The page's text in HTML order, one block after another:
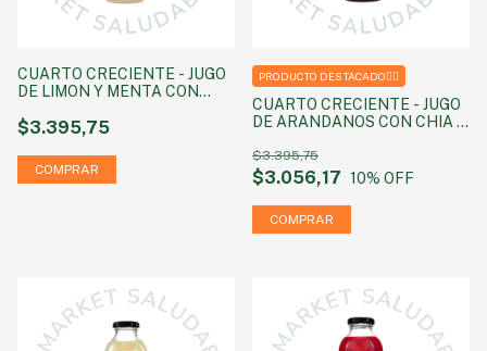
CUARTO CRECIENTE - JUGO
DE LIMON Y MENTA CON
LITROS
$3.395,75
CUARTO CRECIENTE - JUGO
DE ARANDANOS CON CHIA X
$3.056,17
$3.395,75
10% OFF
PRODUCTO DESTACADO❤️‍🔥